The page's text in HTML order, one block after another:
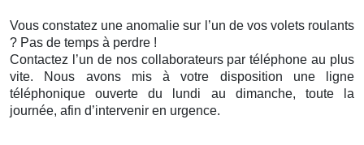
Vous constatez une anomalie sur l’un de vos volets roulants
? Pas de temps à perdre !
Contactez l’un de nos collaborateurs par téléphone au plus
vite. Nous avons mis à votre disposition une ligne
téléphonique ouverte du lundi au dimanche, toute la
journée, afin d’intervenir en urgence.